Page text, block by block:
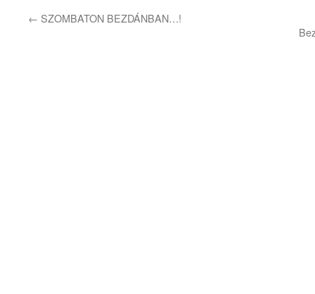
← SZOMBATON BEZDÁNBAN…!